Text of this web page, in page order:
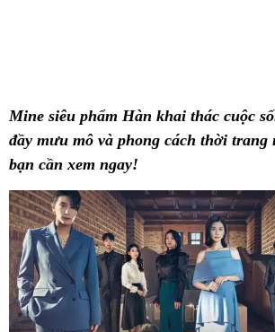
Mine siêu phẩm Hàn khai thác cuộc
đầy mưu mô và phong cách thời trang
bạn cần xem ngay!